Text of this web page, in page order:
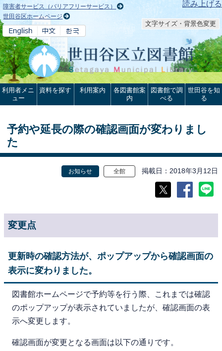
本文へ 読み上げる
障害者サービス（バリアフリーサービス）
世田谷区ホームページ
文字サイズ・背景色変更
利用者メニ
ュー
資料を探す 利用案内
各図書館案
内
図書館で調
べる
世田谷を知
る
予約や延長の際の確認画面が変わりまし
た
お知らせ 全館 掲載日 2018年3月12日
変更点
更新時の確認方法が、ポップアップから確認画面の
表示に変わりました。
図書館ホームページで予約等を行う際、これまでは確認
のポップアップが表示されていましたが、確認画面の表
示へ変更します。
確認画面が変更となる画面は以下の通りです。